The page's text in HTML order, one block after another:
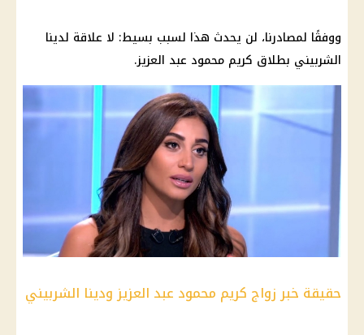
ووفقًا لمصادرنا، لن يحدث هذا لسبب بسيط: لا علاقة لدينا
الشربيني بطلاق كريم محمود عبد العزيز.
حقيقة خبر زواج كريم محمود عبد العزيز ودينا الشربيني